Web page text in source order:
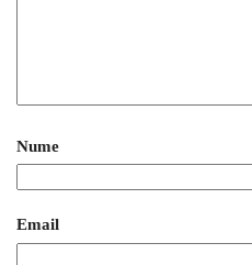
Nume
Email